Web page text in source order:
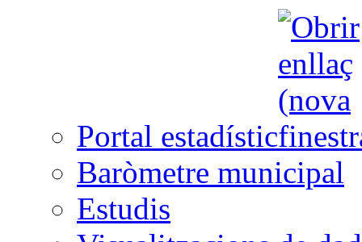
Portal estadístic
Baròmetre municipal
Estudis